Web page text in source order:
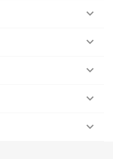




